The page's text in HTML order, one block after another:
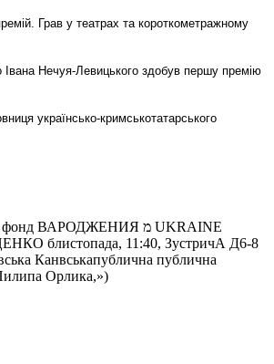
Грав у театрах та короткометражному
Нечуя-Левицького здобув першу премію
українсько-кримськотатарського